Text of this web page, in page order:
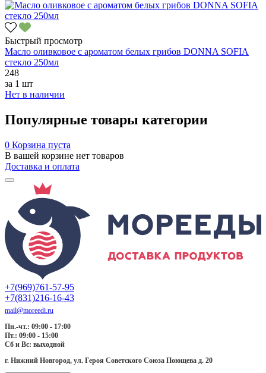
Быстрый просмотр
Масло оливковое с ароматом белых грибов DONNA SOFIA
стекло 250мл
248
за 1 шт
Нет в наличии
Популярные товары категории
0 Корзина пуста
В вашей корзине нет товаров
Доставка и оплата
+7(969)761-57-95
+7(831)216-16-43
mail@moreedi.ru
Пн.-чт.: 09:00 - 17:00
Пт.: 09:00 - 15:00
Сб и Вс: выходной
г. Нижний Новгород, ул. Героя Советского Союза Поющева д. 20